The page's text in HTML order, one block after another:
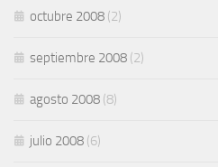
octubre 2008 (2)
septiembre 2008 (2)
agosto 2008 (8)
julio 2008 (6)